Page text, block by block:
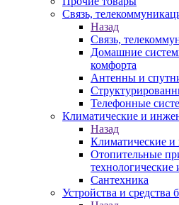
Связь,
Назад
Связь,
Домашние
комфорта
Антенны и
Телефонные
Климатические и
Назад
Климатические
Отопительные
Сантехника
Устройства и средства